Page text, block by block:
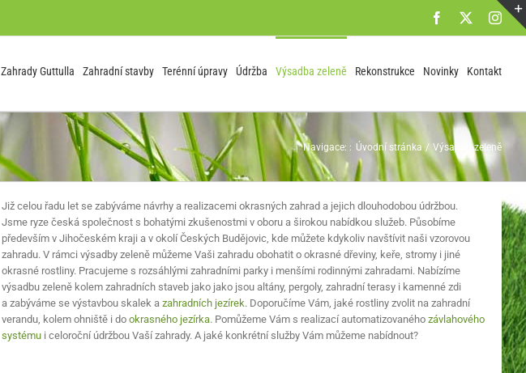
Facebook
Zahrady Guttulla Zahradní stavby Terénní úpravy Údržba Výsadba zeleně Rekonstrukce Novinky Kontakt
Navigace: : Úvodní stránka Výsadba zeleně
Již celou řadu let se zabýváme návrhy a realizacemi okrasných zahrad a jejich dlouhodobou údržbou.
Jsme ryze česká společnost s bohatými zkušenostmi v oboru a širokou nabídkou služeb. Působíme
především v Jihočeském kraji a v okolí Českých Budějovic, kde můžete kdykoliv navštívit naši vzorovou
zahradu. V rámci výsadby zeleně můžeme Vaši zahradu obohatit o okrasné dřeviny, keře, stromy i jiné
okrasné rostliny. Pracujeme s rozsáhlými zahradními parky i menšími rodinnými zahradami. Nabízíme
výsadbu zeleně kolem zahradních staveb jako jako jsou altány, pergoly, zahradní terasy i kamenné zdi
a zabýváme se výstavbou skalek a zahradních jezírek. Doporučíme Vám, jaké rostliny zvolit na zahradní
verandu, kolem ohniště i do okrasného jezírka. Pomůžeme Vám s realizací automatizovaného závlahového
systémui celoroční údržbou Vaší zahrady. A jaké konkrétní služby Vám můžeme nabídnout?